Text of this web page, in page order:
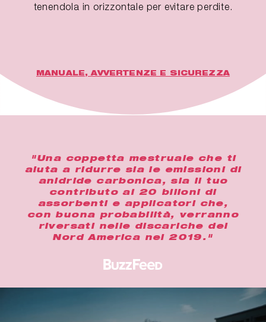
tenendola in orizzontale per evitare perdite.
MANUALE, AVVERTENZE E SICUREZZA
"Una coppetta mestruale che ti
aiuta a ridurre sia le emissioni di
anidride carbonica, sia il tuo
contributo ai 20 bilioni di
assorbenti e applicatori che,
con buona probabilità, verranno
riversati nelle discariche del
Nord America nel 2019."